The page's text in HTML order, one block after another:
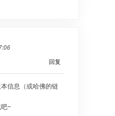
回复
信息（或哈佛的链
~